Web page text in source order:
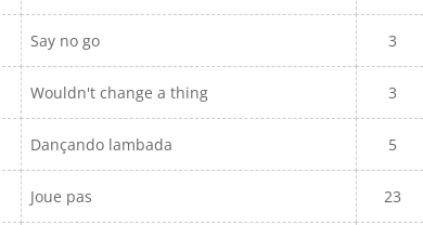
Say no go 3
Wouldn't change a thing 3
Dançando lambada 5
Joue pas 23